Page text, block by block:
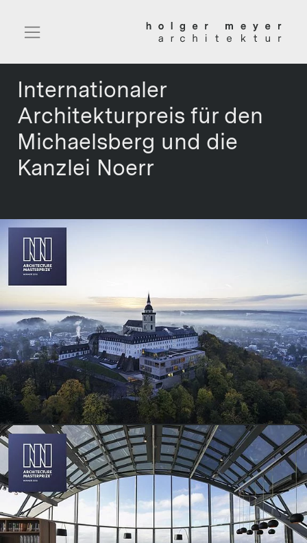
Internationaler
Architekturpreis für den
Michaelsberg und die
Kanzlei Noerr